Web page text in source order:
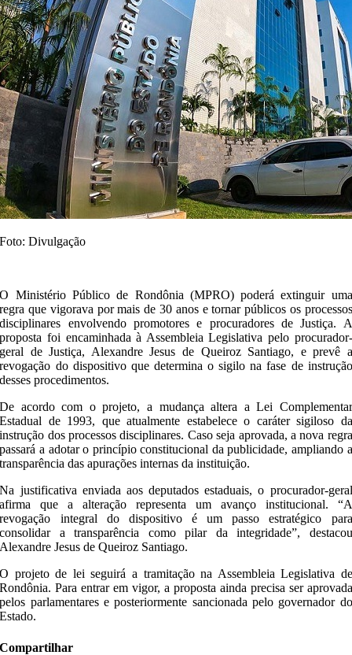
Foto: Divulgação
O Ministério Público de Rondônia (MPRO) poderá extinguir uma
regra que vigorava por mais de 30 anos e tornar públicos os processos
disciplinares envolvendo promotores e procuradores de Justiça. A
proposta foi encaminhada à Assembleia Legislativa pelo procurador-
geral de Justiça, Alexandre Jesus de Queiroz Santiago, e prevê a
revogação do dispositivo que determina o sigilo na fase de instrução
desses procedimentos.
De acordo com o projeto, a mudança altera a Lei Complementar
Estadual de 1993, que atualmente estabelece o caráter sigiloso da
instrução dos processos disciplinares. Caso seja aprovada, a nova regra
passará a adotar o princípio constitucional da publicidade, ampliando a
transparência das apurações internas da instituição.
Na justificativa enviada aos deputados estaduais, o procurador-geral
afirma que a alteração representa um avanço institucional. “A
revogação integral do dispositivo é um passo estratégico para
consolidar a transparência como pilar da integridade”, destacou
Alexandre Jesus de Queiroz Santiago.
O projeto de lei seguirá a tramitação na Assembleia Legislativa de
Rondônia. Para entrar em vigor, a proposta ainda precisa ser aprovada
pelos parlamentares e posteriormente sancionada pelo governador do
Estado.
Compartilhar